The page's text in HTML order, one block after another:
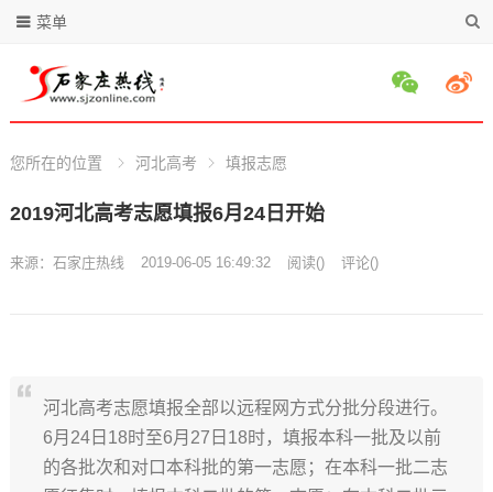
菜单
您所在的位置 河北高考 填报志愿
2019河北高考志愿填报6月24日开始
来源： 石家庄热线 2019-06-05 16:49:32 阅读() 评论()
河北高考志愿填报全部以远程网方式分批分段进行。
6月24日18时至6月27日18时，填报本科一批及以前
的各批次和对口本科批的第一志愿；在本科一批二志